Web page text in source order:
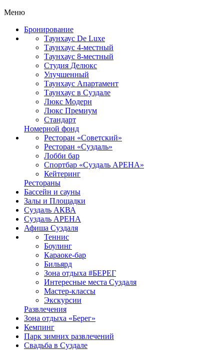
Меню
Бронирование
Таунхаус De Luxe
Таунхаус 4-местный
Таунхаус 8-местный
Студия Делюкс
Улучшенный
Таунхаус Апартамент
Таунхаус в Суздале
Люкс Модерн
Люкс Премиум
Стандарт
Номерной фонд
Ресторан «Советский»
Ресторан «Суздаль»
Лобби бар
Спортбар «Суздаль АРЕНА»
Кейтеринг
Рестораны
Бассейн и сауны
Залы и Площадки
Суздаль АКВА
Суздаль АРЕНА
Афиша Суздаля
Теннис
Боулинг
Караоке-бар
Бильярд
Зона отдыха #БЕРЕГ
Интересные места Суздаля
Мастер-классы
Экскурсии
Развлечения
Зона отдыха «Берег»
Кемпинг
Парк зимних развлечений
Свадьба в Суздале